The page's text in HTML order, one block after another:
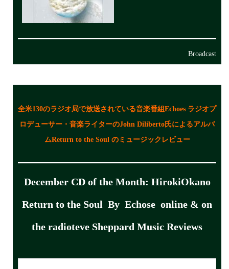
Broadcast
全米130のラジオ局で放送されている音楽番組Echoes ラジオプ
ロデューサー・音楽ライターのJohn Diliberto氏によるアルバ
ムReturn to the Soul のミュージックレビュー
December CD of the Month: HirokiOkano
Return to the Soul By Echose online & on
the radioteve Sheppard Music Reviews